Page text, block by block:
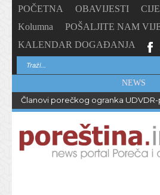
POČETNA OBAVIJESTI
Kolumna
POŠALJITE NAM
KALENDAR DOGAĐANJA
NEWS
Članovi porečkog ogranka UDVDR-